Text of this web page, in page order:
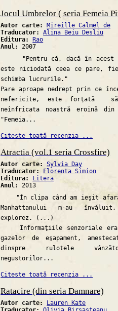
Jocul Umbrelor ( seria Femeia
Autor carte: Mireille Calmel de
Traducator:Alina Beiu Desliu
Editura:
Rao
Anul:2007
"Pentru că, dacă în acest
este niciodată ceea ce pare,
schimba lucrurile."
Pare aproape nedrept prin ce
nefericite, este forţată să
neînfricata noastră eroină
"Femeia...
Citeste toată recenzia ...
Atractia (vol.1 seria Crossfire)
Autor carte:Sylvia Day
Traducator:
Florenta Simion
Editura:
Litera
Anul:2013
"În clipa când am ieşit
Manhattanului m-au
explorez. (...)
Informaţiile senzoriale
gazelor de eşapament,
dinspre rulotele
negustorilor...
Citeste toată recenzia ...
Ratacire (din seria Damnare)
Autor carte:
Lauren Kate